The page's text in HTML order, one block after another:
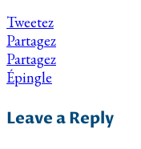
Tweetez
Partagez
Partagez
Épingle
Leave a Reply